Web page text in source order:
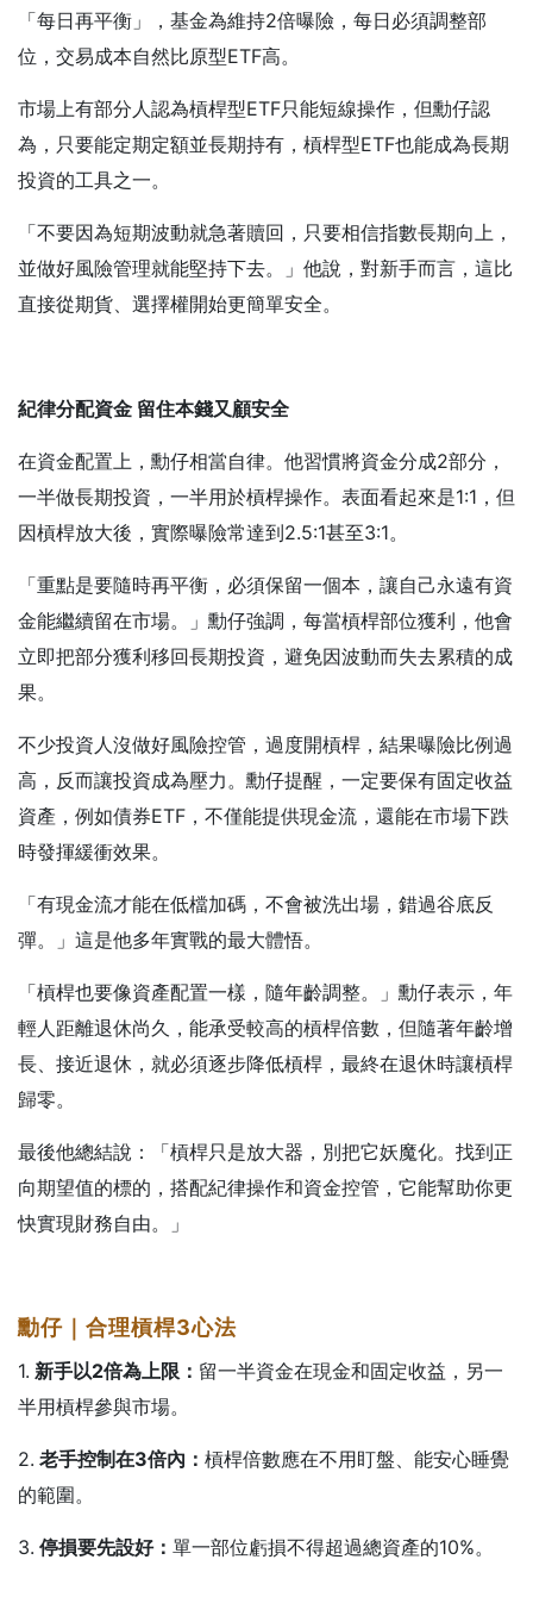
「每日再平衡」，基金為維持2倍曝險，每日必須調整部
位，交易成本自然比原型ETF高。
市場上有部分人認為槓桿型ETF只能短線操作，但勳仔認
為，只要能定期定額並長期持有，槓桿型ETF也能成為長期
投資的工具之一。
「不要因為短期波動就急著贖回，只要相信指數長期向上，
並做好風險管理就能堅持下去。」他說，對新手而言，這比
直接從期貨、選擇權開始更簡單安全。
紀律分配資金 留住本錢又顧安全
在資金配置上，勳仔相當自律。他習慣將資金分成2部分，
一半做長期投資，一半用於槓桿操作。表面看起來是1:1，但
因槓桿放大後，實際曝險常達到2.5:1甚至3:1。
「重點是要隨時再平衡，必須保留一個本，讓自己永遠有資
金能繼續留在市場。」勳仔強調，每當槓桿部位獲利，他會
立即把部分獲利移回長期投資，避免因波動而失去累積的成
果。
不少投資人沒做好風險控管，過度開槓桿，結果曝險比例過
高，反而讓投資成為壓力。勳仔提醒，一定要保有固定收益
資產，例如債券ETF，不僅能提供現金流，還能在市場下跌
時發揮緩衝效果。
「有現金流才能在低檔加碼，不會被洗出場，錯過谷底反
彈。」這是他多年實戰的最大體悟。
「槓桿也要像資產配置一樣，隨年齡調整。」勳仔表示，年
輕人距離退休尚久，能承受較高的槓桿倍數，但隨著年齡增
長、接近退休，就必須逐步降低槓桿，最終在退休時讓槓桿
歸零。
最後他總結說：「槓桿只是放大器，別把它妖魔化。找到正
向期望值的標的，搭配紀律操作和資金控管，它能幫助你更
快實現財務自由。」
勳仔｜合理槓桿3心法
1. 新手以2倍為上限： 留一半資金在現金和固定收益，另一
半用槓桿參與市場。
2. 老手控制在3倍內： 槓桿倍數應在不用盯盤、能安心睡覺
的範圍。
3. 停損要先設好： 單一部位虧損不得超過總資產的10%。